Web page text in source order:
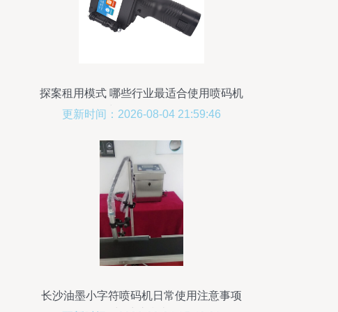
探案租用模式 哪些行业最适合使用喷码机
与打码服务？
更新时间：2026-08-04 21:59:46
长沙油墨小字符喷码机日常使用注意事项